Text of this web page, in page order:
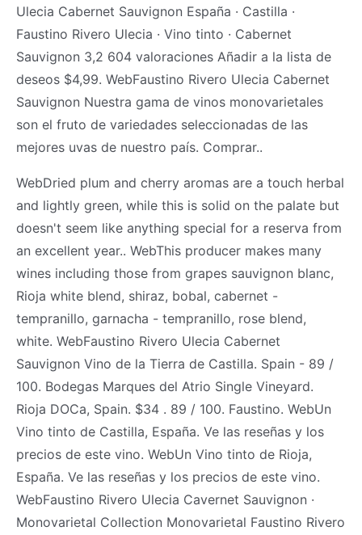
Ulecia Cabernet Sauvignon España · Castilla ·
Faustino Rivero Ulecia · Vino tinto · Cabernet
Sauvignon 3,2 604 valoraciones Añadir a la lista de
deseos $4,99. WebFaustino Rivero Ulecia Cabernet
Sauvignon Nuestra gama de vinos monovarietales
son el fruto de variedades seleccionadas de las
mejores uvas de nuestro país. Comprar..
WebDried plum and cherry aromas are a touch herbal
and lightly green, while this is solid on the palate but
doesn't seem like anything special for a reserva from
an excellent year.. WebThis producer makes many
wines including those from grapes sauvignon blanc,
Rioja white blend, shiraz, bobal, cabernet -
tempranillo, garnacha - tempranillo, rose blend,
white. WebFaustino Rivero Ulecia Cabernet
Sauvignon Vino de la Tierra de Castilla. Spain - 89 /
100. Bodegas Marques del Atrio Single Vineyard.
Rioja DOCa, Spain. $34 . 89 / 100. Faustino. WebUn
Vino tinto de Castilla, España. Ve las reseñas y los
precios de este vino. WebUn Vino tinto de Rioja,
España. Ve las reseñas y los precios de este vino.
WebFaustino Rivero Ulecia Cavernet Sauvignon ·
Monovarietal Collection Monovarietal Faustino Rivero